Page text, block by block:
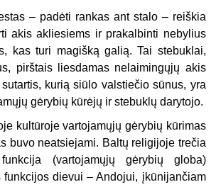
– padėti rankas ant stalo – reiškia
akis akliesiems ir prakalbinti nebylius
kas turi magišką galią. Tai stebuk­lai,
pirštais liesdamas nelaimingųjų akis
kurią siūlo valstiečio sūnus, yra
gėrybių kūrėjų ir stebuklų dary­tojo.
kultūroje vartojamųjų gėrybių kūrimas
buvo neatsiejami. Baltų religijoje trečia
(vartojamųjų gėrybių globa)
funkcijos dievui – Andojui, įkūnijančiam